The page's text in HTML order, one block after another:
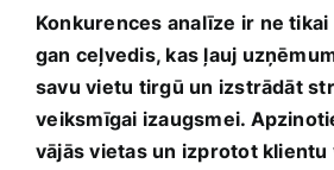
Konkurences analīze ir ne
gan ceļvedis, kas ļauj
savu vietu tirgū un izstrādāt
⁢veiksmīgai‍ izaugsmei.
vājās vietas un‌ izprotot klientu